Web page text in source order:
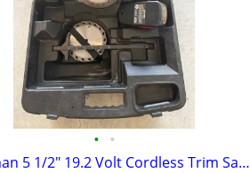
• •
Craftsman 5 1/2" 19.2 Volt Cordless Trim Saw + Case + Extra Blades